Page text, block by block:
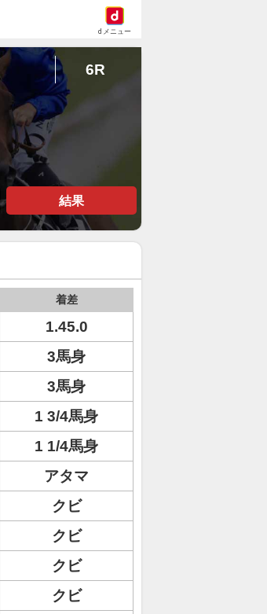
dメニュー
6R
結果
着差
1.45.0
3馬身
3馬身
1 3/4馬身
1 1/4馬身
アタマ
クビ
クビ
クビ
クビ